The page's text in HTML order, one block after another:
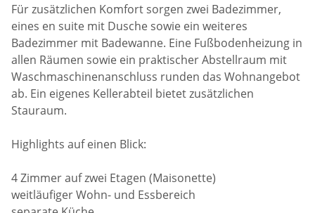
Für zusätzlichen Komfort sorgen zwei Badezimmer,
eines en suite mit Dusche sowie ein weiteres
Badezimmer mit Badewanne. Eine Fußbodenheizung in
allen Räumen sowie ein praktischer Abstellraum mit
Waschmaschinenanschluss runden das Wohnangebot
ab. Ein eigenes Kellerabteil bietet zusätzlichen
Stauraum.
Highlights auf einen Blick:
4 Zimmer auf zwei Etagen (Maisonette)
weitläufiger Wohn- und Essbereich